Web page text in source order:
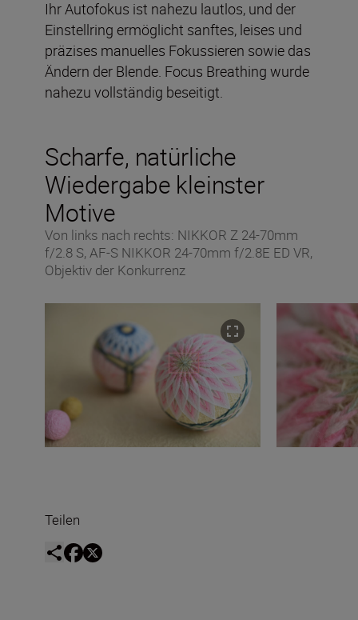
Ihr Autofokus ist nahezu lautlos, und der
Einstellring ermöglicht sanftes, leises und
präzises manuelles Fokussieren sowie das
Ändern der Blende. Focus Breathing wurde
nahezu vollständig beseitigt.
Scharfe, natürliche
Wiedergabe kleinster
Motive
Von links nach rechts: NIKKOR Z 24-70mm
f/2.8 S, AF-S NIKKOR 24-70mm f/2.8E ED VR,
Objektiv der Konkurrenz
Teilen